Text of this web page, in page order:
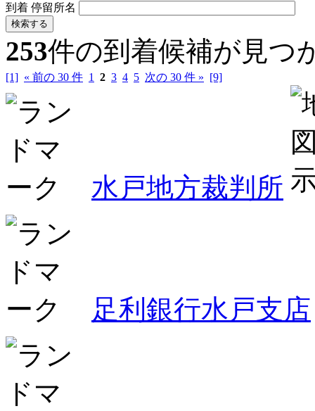
到着 停留所名
検索する
253件の到着候補が見つ
[1] « 前の 30 件 1 2 3 4 5 次の 30 件 » [9]
水戸地方裁判所
足利銀行水戸支店